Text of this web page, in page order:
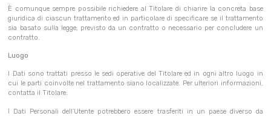
È comunque sempre possibile richiedere al Titolare di chiarire la concreta base
giuridica di ciascun trattamento ed in particolare di specificare se il trattamento
sia basato sulla legge, previsto da un contratto o necessario per concludere un
contratto.
Luogo
I Dati sono trattati presso le sedi operative del Titolare ed in ogni altro luogo in
cui le parti coinvolte nel trattamento siano localizzate. Per ulteriori informazioni,
contatta il Titolare.
I Dati Personali dell’Utente potrebbero essere trasferiti in un paese diverso da